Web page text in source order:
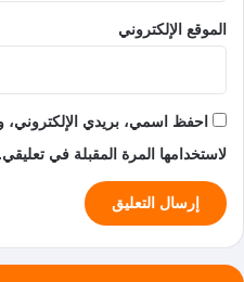
الموقع الإلكتروني
احفظ اسمي، بريدي الإلكتروني،
لاستخدامها المرة المقبلة في تعليقي.